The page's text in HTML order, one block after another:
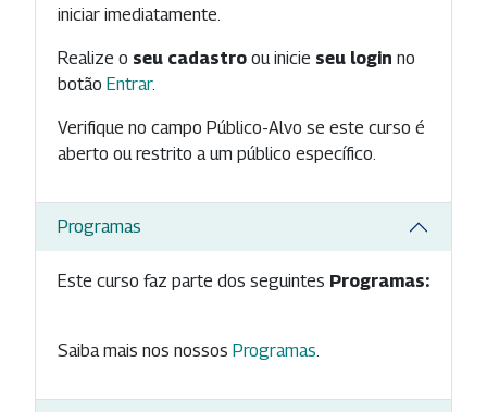
iniciar imediatamente.
Realize o seu cadastro ou inicie seu login no
botão Entrar.
Verifique no campo Público-Alvo se este curso é
aberto ou restrito a um público específico.
Programas
Este curso faz parte dos seguintes Programas:
Saiba mais nos nossos Programas.